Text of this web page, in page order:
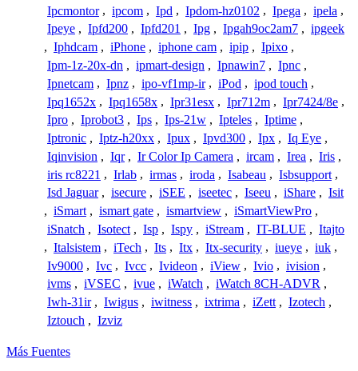
Ipcmontor , ipcom , Ipd , Ipdom-hz0102 , Ipega , ipela ,
Ipeye , Ipfd200 , Ipfd201 , Ipg , Ipgah9oc2am7 , ipgeek
, Iphdcam , iPhone , iphone cam , ipip , Ipixo ,
Ipm-1z-20x-dn , ipmart-design , Ipnawin7 , Ipnc ,
Ipnetcam , Ipnz , ipo-vf1mp-ir , iPod , ipod touch ,
Ipq1652x , Ipq1658x , Ipr31esx , Ipr712m , Ipr7424/8e ,
Ipro , Iprobot3 , Ips , Ips-21w , Ipteles , Iptime ,
Iptronic , Iptz-h20xx , Ipux , Ipvd300 , Ipx , Iq Eye ,
Iqinvision , Iqr , Ir Color Ip Camera , ircam , Irea , Iris ,
iris rc8221 , Irlab , irmas , iroda , Isabeau , Isbsupport ,
Isd Jaguar , isecure , iSEE , iseetec , Iseeu , iShare , Isit
, iSmart , ismart gate , ismartview , iSmartViewPro ,
iSnatch , Isotect , Isp , Ispy , iStream , IT-BLUE , Itajto
, Italsistem , iTech , Its , Itx , Itx-security , iueye , iuk ,
Iv9000 , Ivc , Ivcc , Ivideon , iView , Ivio , ivision ,
ivms , iVSEC , ivue , iWatch , iWatch 8CH-ADVR ,
Iwh-31ir , Iwigus , iwitness , ixtrima , iZett , Izotech ,
Iztouch , Izviz
Más Fuentes